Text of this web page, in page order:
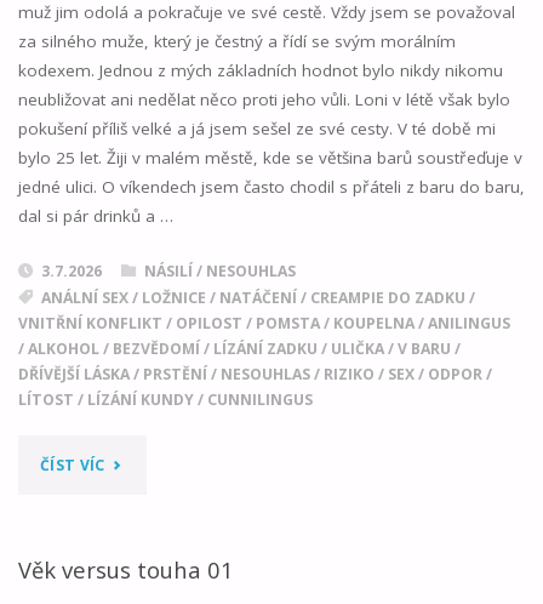
muž jim odolá a pokračuje ve své cestě. Vždy jsem se považoval
za silného muže, který je čestný a řídí se svým morálním
kodexem. Jednou z mých základních hodnot bylo nikdy nikomu
neubližovat ani nedělat něco proti jeho vůli. Loni v létě však bylo
pokušení příliš velké a já jsem sešel ze své cesty. V té době mi
bylo 25 let. Žiji v malém městě, kde se většina barů soustřeďuje v
jedné ulici. O víkendech jsem často chodil s přáteli z baru do baru,
dal si pár drinků a …
3.7.2026
NÁSILÍ / NESOUHLAS
ANÁLNÍ SEX/ LOŽNICE / NATÁČENÍ / CREAMPIE DO ZADKU /
VNITŘNÍ KONFLIKT / OPILOST / POMSTA/ KOUPELNA/ANILINGUS
/ALKOHOL/ BEZVĚDOMÍ / LÍZÁNÍ ZADKU / ULIČKA/V BARU /
DŘÍVĚJŠÍ LÁSKA/ PRSTĚNÍ / NESOUHLAS/ RIZIKO / SEX/ ODPOR/
LÍTOST / LÍZÁNÍ KUNDY/ CUNNILINGUS
ČÍST VÍC"OPILÁ
Věk versus touha 01